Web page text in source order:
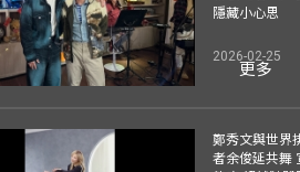
隱藏小心思
2026-02-25
更多
鄭秀文與世界
者余俊延共舞